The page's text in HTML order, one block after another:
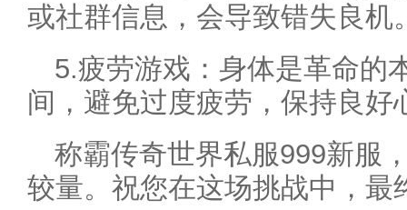
或社群信息，会导致错失良机
5.疲劳游戏：身体是革命的
间，避免过度疲劳，保持良好
称霸传奇世界私服999新服
较量。祝您在这场挑战中，最